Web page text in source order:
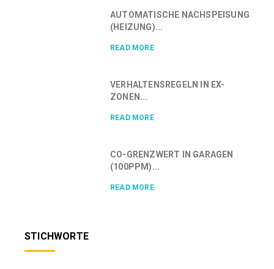
AUTOMATISCHE NACHSPEISUNG
(HEIZUNG)...
READ MORE
VERHALTENSREGELN IN EX-
ZONEN...
READ MORE
CO-GRENZWERT IN GARAGEN
(100PPM)...
READ MORE
STICHWORTE